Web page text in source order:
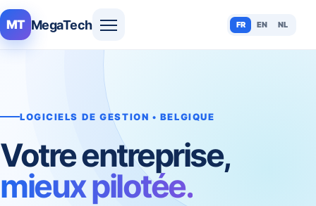
MT MegaTech FR EN NL
LOGICIELS DE GESTION • BELGIQUE
Votre entreprise,
mieux pilotée.